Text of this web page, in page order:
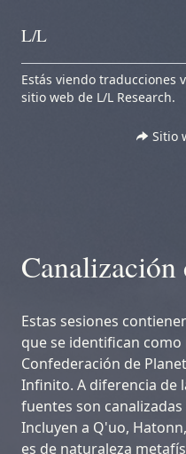
Skip to content
L/L
Estás viendo traducciones
sitio web de L/L Research.
Sitio
Canalización
Estas sesiones
que se identifican
Confederación de
Infinito. A diferencia de
fuentes son
Incluyen a Q'uo,
es de naturaleza